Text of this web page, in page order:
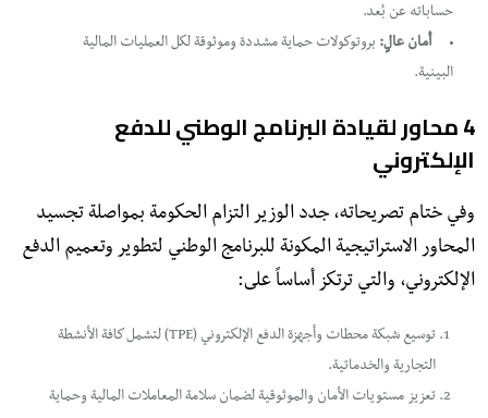
حساباته عن بُعد.
أمان عالٍ: بروتوكولات حماية مشددة وموثوقة لكل العمليات المالية
البينية.
​4 محاور لقيادة البرنامج الوطني للدفع
الإلكتروني
​وفي ختام تصريحاته، جدد الوزير التزام الحكومة بمواصلة تجسيد
المحاور الاستراتيجية المكونة للبرنامج الوطني لتطوير وتعميم الدفع
الإلكتروني، والتي ترتكز أساساً على:
​توسيع شبكة محطات وأجهزة الدفع الإلكتروني (TPE) لتشمل كافة الأنشطة
التجارية والخدماتية.
​تعزيز مستويات الأمان والموثوقية لضمان سلامة المعاملات المالية وحماية